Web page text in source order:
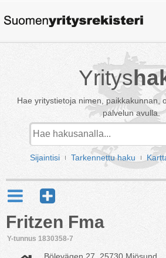
Yritys
Hae yritystietoja nimen, paikkakunnan,
palvelun avulla.
Sijaintisi Tarkennettu haku
Fritzen Fma
Y-tunnus 1830358-7